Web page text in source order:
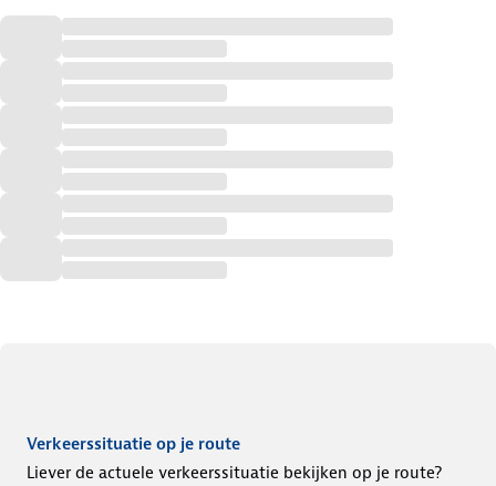
Verkeerssituatie op je route
Liever de actuele verkeerssituatie bekijken op je route?